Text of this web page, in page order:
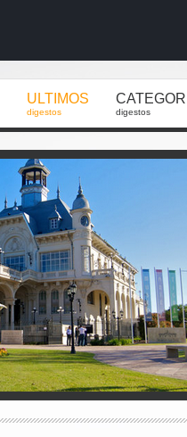
ULTIMOS
digestos digestos